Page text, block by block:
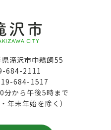
滝沢市中鵜飼55
684-2111
684-1517
分から午後5時まで
年末年始を除く）